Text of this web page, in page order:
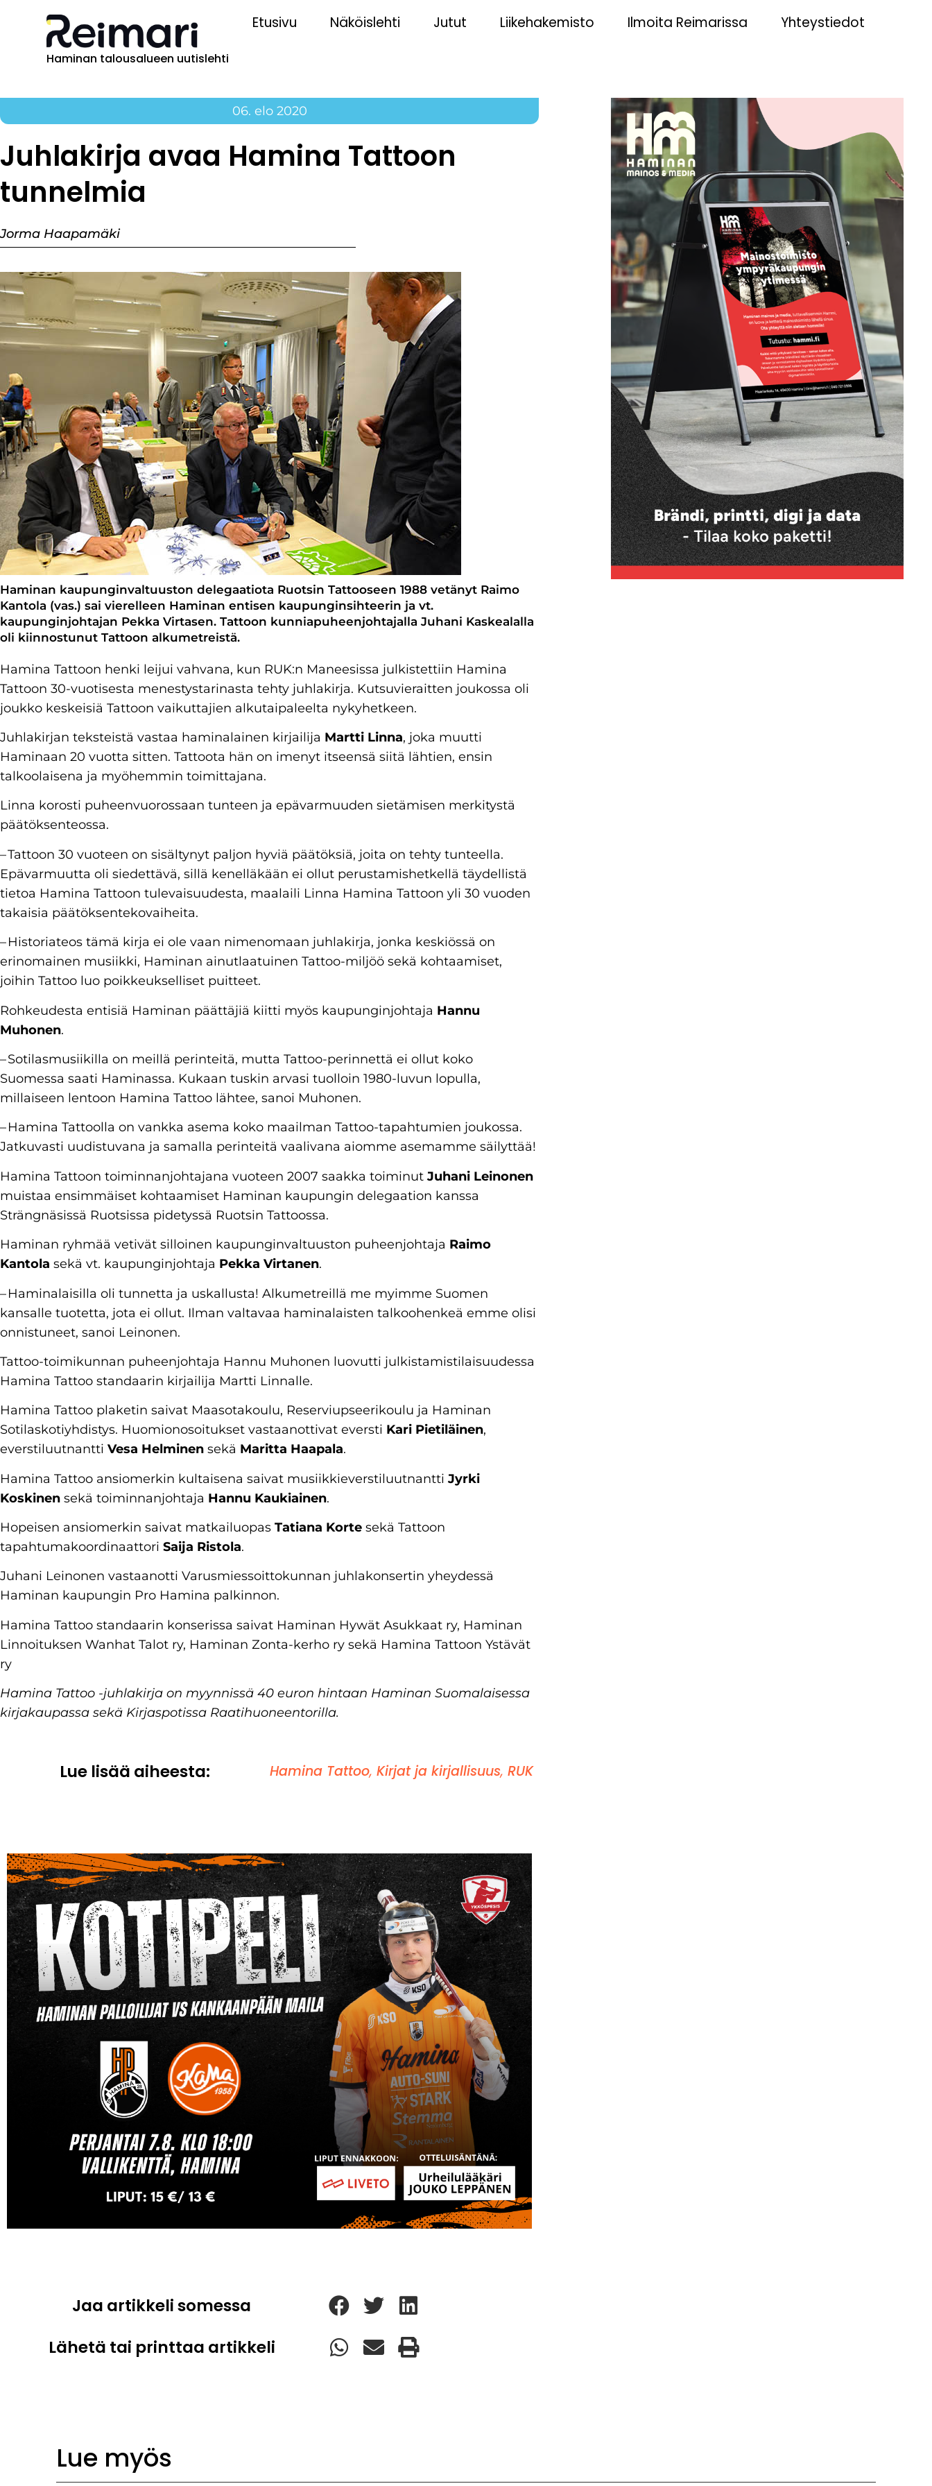
Haminan talousalueen uutislehti
Etusivu Näköislehti Jutut Liikehakemisto Ilmoita Reimarissa Yhteystiedot
06. elo 2020
Juhlakirja avaa Hamina Tattoon
tunnelmia
Jorma Haapamäki
Haminan kaupunginvaltuuston delegaatiota Ruotsin Tattooseen 1988 vetänyt Raimo
Kantola (vas.) sai vierelleen Haminan entisen kaupunginsihteerin ja vt.
kaupunginjohtajan Pekka Virtasen. Tattoon kunniapuheenjohtajalla Juhani Kaskealalla
oli kiinnostunut Tattoon alkumetreistä.
Hamina Tattoon henki leijui vahvana, kun RUK:n Maneesissa julkistettiin Hamina
Tattoon 30-vuotisesta menestystarinasta tehty juhlakirja. Kutsuvieraitten joukossa oli
joukko keskeisiä Tattoon vaikuttajien alkutaipaleelta nykyhetkeen.
Juhlakirjan teksteistä vastaa haminalainen kirjailija Martti Linna, joka muutti
Haminaan 20 vuotta sitten. Tattoota hän on imenyt itseensä siitä lähtien, ensin
talkoolaisena ja myöhemmin toimittajana.
Linna korosti puheenvuorossaan tunteen ja epävarmuuden sietämisen merkitystä
päätöksenteossa.
– Tattoon 30 vuoteen on sisältynyt paljon hyviä päätöksiä, joita on tehty tunteella.
Epävarmuutta oli siedettävä, sillä kenelläkään ei ollut perustamishetkellä täydellistä
tietoa Hamina Tattoon tulevaisuudesta, maalaili Linna Hamina Tattoon yli 30 vuoden
takaisia päätöksentekovaiheita.
– Historiateos tämä kirja ei ole vaan nimenomaan juhlakirja, jonka keskiössä on
erinomainen musiikki, Haminan ainutlaatuinen Tattoo-miljöö sekä kohtaamiset,
joihin Tattoo luo poikkeukselliset puitteet.
Rohkeudesta entisiä Haminan päättäjiä kiitti myös kaupunginjohtaja Hannu
Muhonen.
– Sotilasmusiikilla on meillä perinteitä, mutta Tattoo-perinnettä ei ollut koko
Suomessa saati Haminassa. Kukaan tuskin arvasi tuolloin 1980-luvun lopulla,
millaiseen lentoon Hamina Tattoo lähtee, sanoi Muhonen.
– Hamina Tattoolla on vankka asema koko maailman Tattoo-tapahtumien joukossa.
Jatkuvasti uudistuvana ja samalla perinteitä vaalivana aiomme asemamme säilyttää!
Hamina Tattoon toiminnanjohtajana vuoteen 2007 saakka toiminutJuhani Leinonen
muistaa ensimmäiset kohtaamiset Haminan kaupungin delegaation kanssa
Strängnäsissä Ruotsissa pidetyssä Ruotsin Tattoossa.
Haminan ryhmää vetivät silloinen kaupunginvaltuuston puheenjohtaja Raimo
Kantola sekä vt. kaupunginjohtaja Pekka Virtanen.
– Haminalaisilla oli tunnetta ja uskallusta! Alkumetreillä me myimme Suomen
kansalle tuotetta, jota ei ollut. Ilman valtavaa haminalaisten talkoohenkeä emme olisi
onnistuneet, sanoi Leinonen.
Tattoo-toimikunnan puheenjohtaja Hannu Muhonen luovutti julkistamistilaisuudessa
Hamina Tattoo standaarin kirjailija Martti Linnalle.
Hamina Tattoo plaketin saivat Maasotakoulu, Reserviupseerikoulu ja Haminan
Sotilaskotiyhdistys. Huomionosoitukset vastaanottivat eversti Kari Pietiläinen,
everstiluutnantti Vesa Helminen sekä Maritta Haapala.
Hamina Tattoo ansiomerkin kultaisena saivat musiikkieverstiluutnanttiJyrki
Koskinen sekä toiminnanjohtaja Hannu Kaukiainen.
Hopeisen ansiomerkin saivat matkailuopas Tatiana Korte sekä Tattoon
tapahtumakoordinaattori Saija Ristola.
Juhani Leinonen vastaanotti Varusmiessoittokunnan juhlakonsertin yheydessä
Haminan kaupungin Pro Hamina palkinnon.
Hamina Tattoo standaarin konserissa saivat Haminan Hywät Asukkaat ry, Haminan
Linnoituksen Wanhat Talot ry, Haminan Zonta-kerho ry sekä Hamina Tattoon Ystävät
ry
Hamina Tattoo -juhlakirja on myynnissä 40 euron hintaan Haminan Suomalaisessa
kirjakaupassa sekä Kirjaspotissa Raatihuoneentorilla.
Lue lisää aiheesta: Hamina Tattoo, Kirjat ja kirjallisuus, RUK
Jaa artikkeli somessa
Lähetä tai printtaa artikkeli
Lue myös